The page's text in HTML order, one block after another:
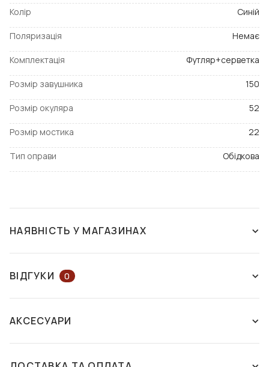
Колір Синій
Поляризація Немає
Комплектація Футляр+серветка
Розмір завушника 150
Розмір окуляра 52
Розмір мостика 22
Тип оправи Обідкова
НАЯВНІСТЬ У МАГАЗИНАХ
НАЯВНІСТЬ У МАГАЗИНАХ
вул. Велика Васильківська, 114
ВІДГУКИ 0
КОНСУЛЬТАНТА
АКСЕСУАРИ